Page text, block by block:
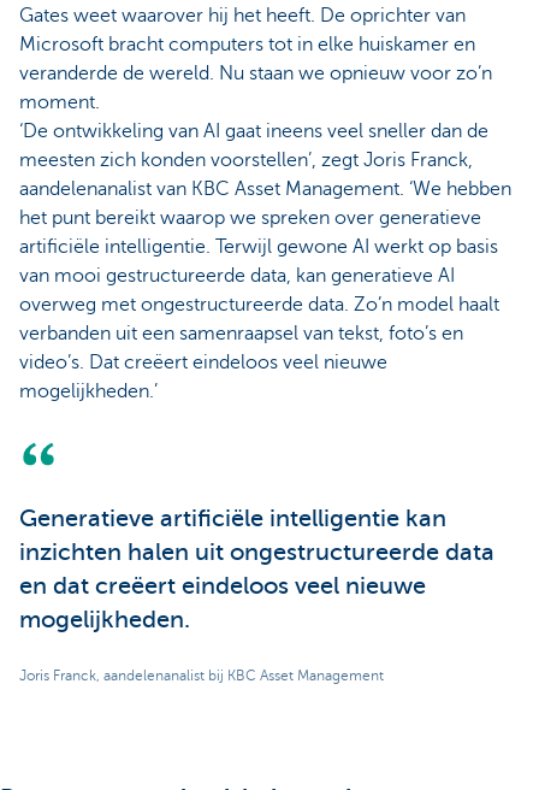
Gates weet waarover hij het heeft. De oprichter van
Microsoft bracht computers tot in elke huiskamer en
veranderde de wereld. Nu staan we opnieuw voor zo’n
moment.
‘De ontwikkeling van AI gaat ineens veel sneller dan de
meesten zich konden voorstellen’, zegt Joris Franck,
aandelenanalist van KBC Asset Management. ‘We hebben
het punt bereikt waarop we spreken over generatieve
artificiële intelligentie. Terwijl gewone AI werkt op basis
van mooi gestructureerde data, kan generatieve AI
overweg met ongestructureerde data. Zo’n model haalt
verbanden uit een samenraapsel van tekst, foto’s en
video’s. Dat creëert eindeloos veel nieuwe
mogelijkheden.’
Generatieve artificiële intelligentie kan
inzichten halen uit ongestructureerde data
en dat creëert eindeloos veel nieuwe
mogelijkheden.
Joris Franck, aandelenanalist bij KBC Asset Management